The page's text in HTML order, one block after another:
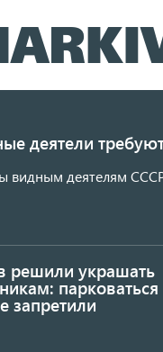
деятели
видным деятелям
решили украшать
парковаться
запретили